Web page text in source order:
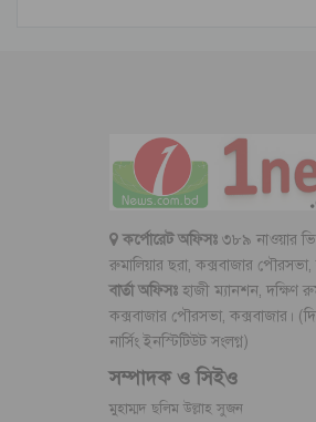
কর্পোরেট অফিসঃ৩৮৯ নাওয়ার
রুমালিয়ার ছরা, কক্সবাজার পৌরসভা,
বার্তা অফিসঃ হাজী ম্যানশন, দক্ষিণ
কক্সবাজার পৌরসভা, কক্সবাজার।
নার্সিং ইনস্টিটিউট সংলগ্ন)
সম্পাদক ও সিইও
মুহাম্মদ ছলিম উল্লাহ সুজন